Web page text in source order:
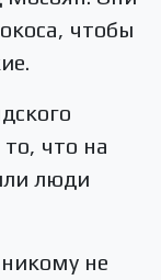
чтобы
что на
люди
не